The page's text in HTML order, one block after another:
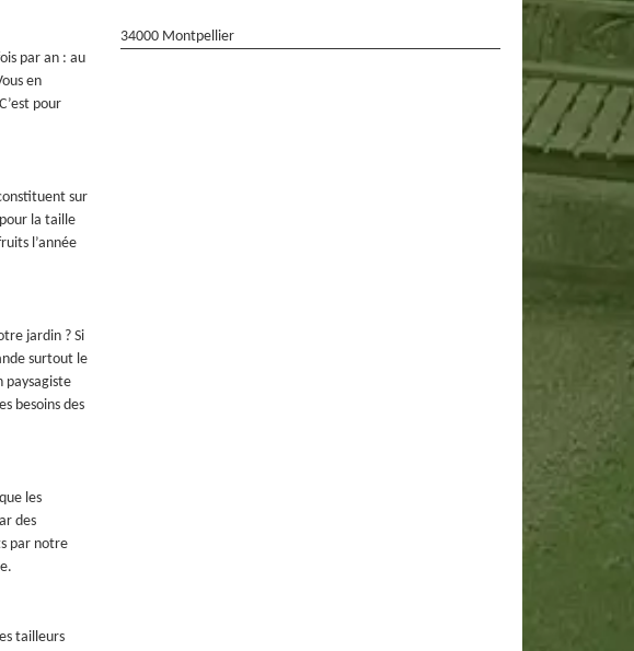
par an : au
en
pour
sur
la taille
l’année
jardin ? Si
surtout le
paysagiste
besoins des
les
des
par notre
tailleurs
34000 Montpellier